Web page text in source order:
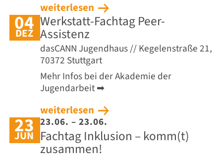
weiterlesen
04
DEZ
Werkstatt-Fachtag Peer-
Assistenz
dasCANN Jugendhaus // Kegelenstraße 21,
70372 Stuttgart
Mehr Infos bei der Akademie der
Jugendarbeit ➡
weiterlesen
23
JUN
23.06. – 23.06.
Fachtag Inklusion – komm(t)
zusammen!